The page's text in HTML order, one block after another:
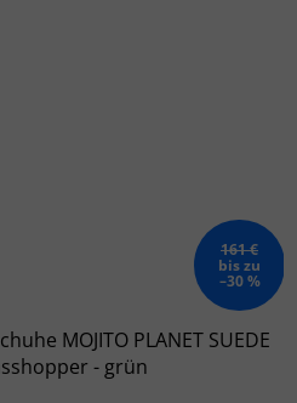
161 €
bis zu
–30 %
MOJITO PLANET SUEDE
- grün